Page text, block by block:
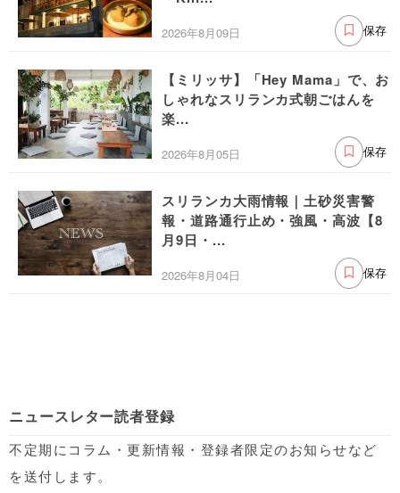
2026年8月09日 保存
【ミリッサ】「Hey Mama」で、お
しゃれなスリランカ式朝ごはんを
楽...
2026年8月05日 保存
スリランカ大雨情報｜土砂災害警
報・道路通行止め・強風・高波【8
月9日・...
2026年8月04日 保存
ニュースレター読者登録
不定期にコラム・更新情報・登録者限定のお知らせなど
を送付します。